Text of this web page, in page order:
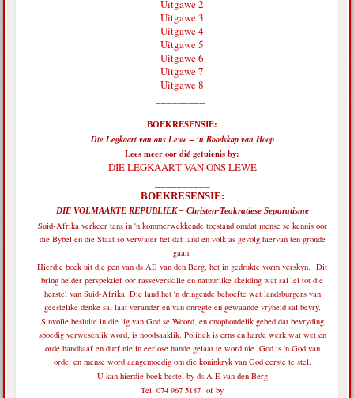
Uitgawe 2
Uitgawe 3
Uitgawe 4
Uitgawe 5
Uitgawe 6
Uitgawe 7
Uitgawe 8
BOEKRESENSIE:
Die Legkaart van ons Lewe – ‘n Boodskap van Hoop
Lees meer oor dié getuienis by:
DIE LEGKAART VAN ONS LEWE
BOEKRESENSIE:
DIE VOLMAAKTE REPUBLIEK – Christen-Teokratiese Separatisme
Suid-Afrika verkeer tans in 'n kommerwekkende toestand omdat mense se kennis oor
die Bybel en die Staat so verwater het dat land en volk as gevolg hiervan ten gronde
gaan.
Hierdie boek uit die pen van ds AE van den Berg, het in gedrukte vorm verskyn. Dit
bring helder perspektief oor rasseverskille en natuurlike skeiding wat sal lei tot die
herstel van Suid-Afrika. Die land het 'n dringende behoefte wat landsburgers van
geestelike denke sal laat verander en van onregte en gewaande vryheid sal bevry.
Sinvolle besluite in die lig van God se Woord, en onophoudelik gebed dat bevryding
spoedig verwesenlik word, is noodsaaklik. Politiek is erns en harde werk wat wet en
orde handhaaf en durf nie in eerlose hande gelaat te word nie. God is 'n God van
orde, en mense word aangemoedig om die koninkryk van God eerste te stel.
U kan hierdie boek bestel by ds A E van den Berg
Tel: 074 967 5187 of by